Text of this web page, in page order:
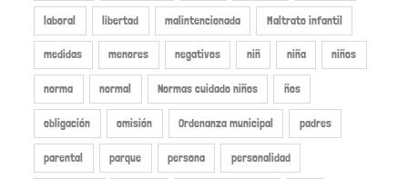
laboral libertad malintencionada Maltrato infantil
medidas menores negativos niñ niña niños
norma normal Normas cuidado niños ños
obligación omisión Ordenanza municipal padres
parental parque persona personalidad